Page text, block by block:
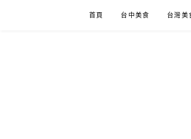
首頁 台中美食 台灣美